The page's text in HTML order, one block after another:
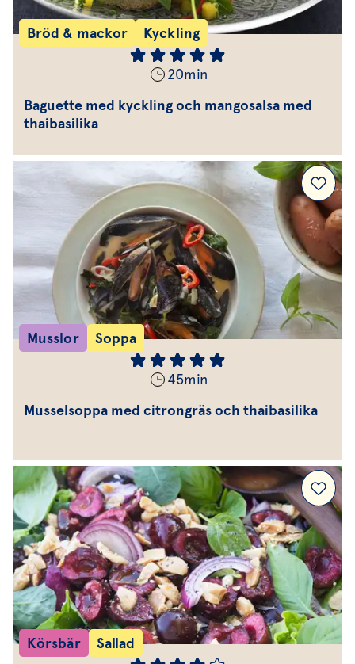
Bröd & mackor Kyckling
20min
Baguette med kyckling och mangosalsa med
thaibasilika
Musslor Soppa
45min
Musselsoppa med citrongräs och thaibasilika
Körsbär Sallad